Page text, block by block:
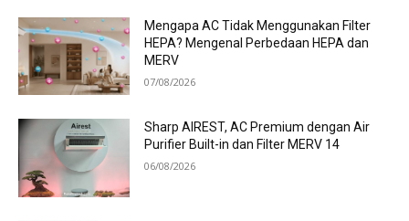
Mengapa AC Tidak Menggunakan Filter
HEPA? Mengenal Perbedaan HEPA dan
MERV
07/08/2026
Sharp AIREST, AC Premium dengan Air
Purifier Built-in dan Filter MERV 14
06/08/2026